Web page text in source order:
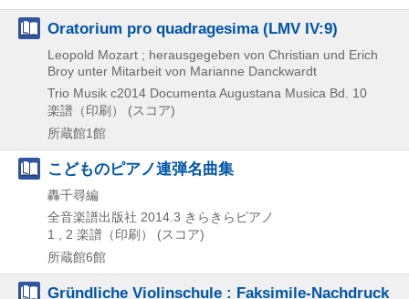
Oratorium pro quadragesima (LMV IV:9)
Leopold Mozart ; herausgegeben von Christian und Erich
Broy unter Mitarbeit von Marianne Danckwardt
Trio Musik c2014 Documenta Augustana Musica Bd. 10
楽譜（印刷） (スコア)
所蔵館1館
こどものピアノ連弾名曲集
轟千尋編
全音楽譜出版社 2014.3 きらきらピアノ
1 , 2 楽譜（印刷） (スコア)
所蔵館6館
Gründliche Violinschule : Faksimile-Nachdruck